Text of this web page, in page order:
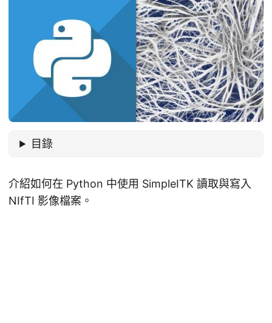
目錄
介紹如何在 Python 中使用 SimpleITK 讀取與寫入
NIfTI 影像檔案。